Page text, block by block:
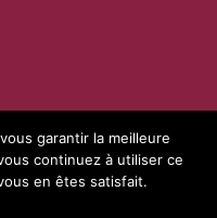
06 – Tél. 01 42 34
garantir la meilleure
continuez à utiliser ce
en êtes satisfait.